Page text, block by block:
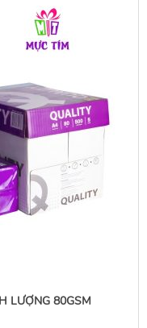
LƯỢNG 80GSM